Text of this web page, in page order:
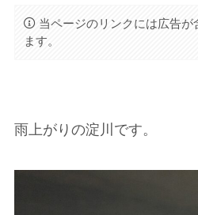
当ページのリンクには広告が
ます。
雨上がりの淀川です。